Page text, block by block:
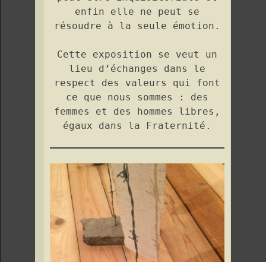
enfin elle ne peut se
résoudre à la seule émotion.
Cette exposition se veut un
lieu d’échanges dans le
respect des valeurs qui font
ce que nous sommes : des
femmes et des hommes libres,
égaux dans la Fraternité.